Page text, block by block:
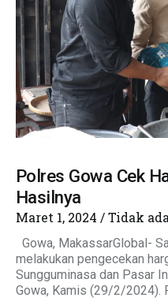
Polres Gowa Cek
Hasilnya
Maret 1, 2024 Tidak
Gowa, MakassarGlobal-
melakukan pengecekan
Sungguminasa dan Pasar
Gowa, Kamis (29/2/2024).